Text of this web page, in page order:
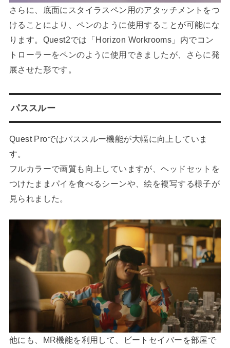
さらに、底面にスタイラスペン用のアタッチメントをつ
けることにより、ペンのように使用することが可能にな
ります。Quest2では「Horizon Workrooms」内でコン
トローラーをペンのように使用できましたが、さらに発
展させた形です。
パススルー
Quest Proではパススルー機能が大幅に向上していま
す。
フルカラーで画質も向上していますが、ヘッドセットを
つけたままパイを食べるシーンや、絵を複写する様子が
見られました。
他にも、MR機能を利用して、ビートセイバーを部屋で